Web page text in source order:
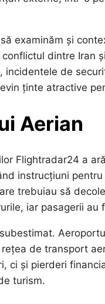
examinăm și
dintre Iran
de
ținte atractive
Aerian
Flightradar24 a
instrucțiuni
trebuiau să
iar pasagerii
de transport
ci și pierderi
turism.